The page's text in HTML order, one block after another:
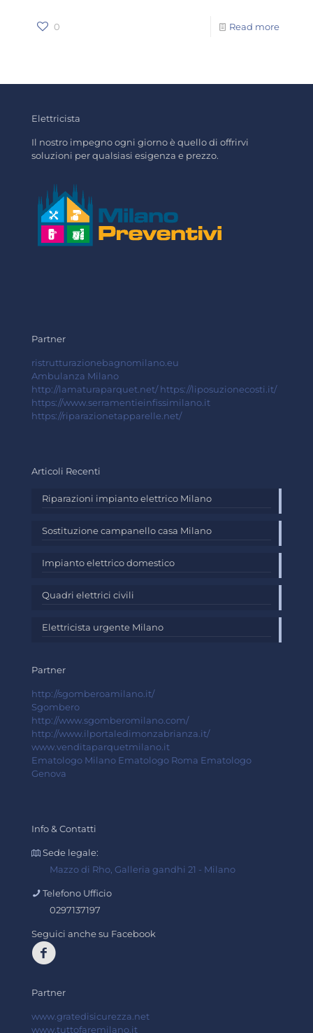
0 Read more
Elettricista
Il nostro impegno ogni giorno è quello di offrirvi
soluzioni per qualsiasi esigenza e prezzo.
Partner
ristrutturazionebagnomilano.eu
Ambulanza Milano
http://lamaturaparquet.net/ https://liposuzionecosti.it/
https://www.serramentieinfissimilano.it
https://riparazionetapparelle.net/
Articoli Recenti
Riparazioni impianto elettrico Milano
Sostituzione campanello casa Milano
Impianto elettrico domestico
Quadri elettrici civili
Elettricista urgente Milano
Partner
http://sgomberoamilano.it/
Sgombero
http://www.sgomberomilano.com/
http://www.ilportaledimonzabrianza.it/
www.venditaparquetmilano.it
Ematologo Milano Ematologo Roma Ematologo
Genova
Info & Contatti
Sede legale:
Mazzo di Rho, Galleria gandhi 21 - Milano
Telefono Ufficio
0297137197
Seguici anche su Facebook
Partner
www.gratedisicurezza.net
www.tuttofaremilano.it